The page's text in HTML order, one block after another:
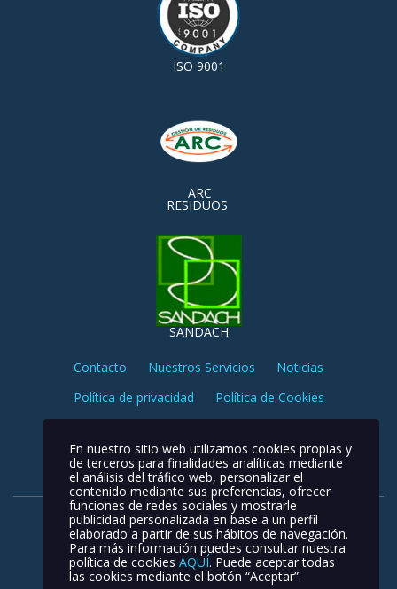
ISO 9001
ARC
RESIDUOS
SANDACH
Contacto Nuestros Servicios
Noticias
Política de privacidad
Política de Cookies
Newport Logistic © 2026. Todos los derechos reservados.
En nuestro sitio web utilizamos cookies propias y
de terceros para finalidades analíticas mediante
el análisis del tráfico web, personalizar el
contenido mediante sus preferencias, ofrecer
funciones de redes sociales y mostrarle
publicidad personalizada en base a un perfil
elaborado a partir de sus hábitos de navegación.
Para más información puedes consultar nuestra
política de cookies AQUÍ. Puede aceptar todas
las cookies mediante el botón “Aceptar”.